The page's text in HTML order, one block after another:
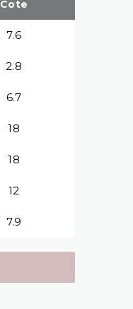
Cote
7.6
2.8
6.7
18
18
12
7.9